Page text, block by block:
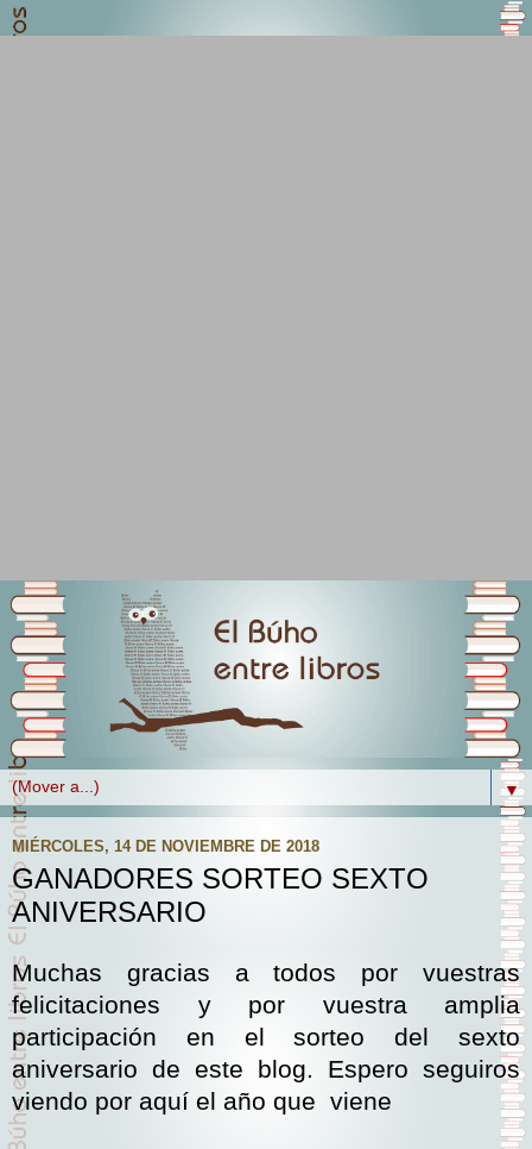
▼
MIÉRCOLES, 14 DE NOVIEMBRE DE 2018
GANADORES SORTEO SEXTO
ANIVERSARIO
Muchas gracias a todos por vuestras
felicitaciones y por vuestra amplia
participación en el sorteo del sexto
aniversario de este blog. Espero seguiros
viendo por aquí el año que viene